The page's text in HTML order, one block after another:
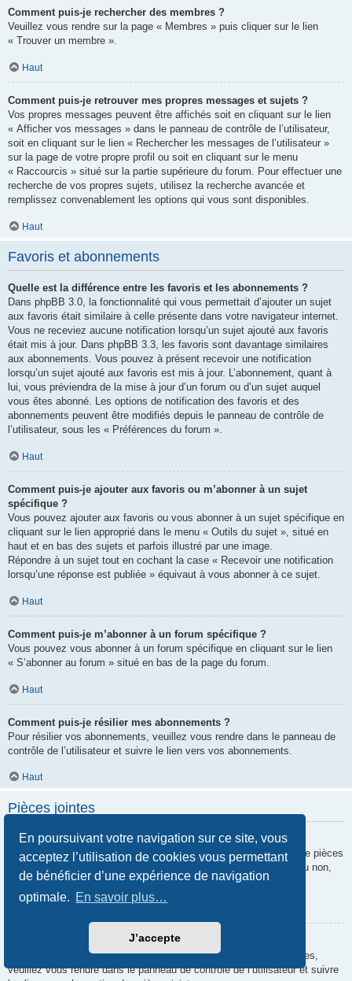
En poursuivant votre navigation sur ce site, vous
acceptez l’utilisation de cookies vous permettant
de bénéficier d’une expérience de navigation
optimale. En savoir plus…
J’accepte
Comment puis-je rechercher des membres ?
Veuillez vous rendre sur la page « Membres » puis cliquer sur le lien
« Trouver un membre ».
Haut
Comment puis-je retrouver mes propres messages et sujets ?
Vos propres messages peuvent être affichés soit en cliquant sur le lien
« Afficher vos messages » dans le panneau de contrôle de l’utilisateur,
soit en cliquant sur le lien « Rechercher les messages de l’utilisateur »
sur la page de votre propre profil ou soit en cliquant sur le menu
« Raccourcis » situé sur la partie supérieure du forum. Pour effectuer une
recherche de vos propres sujets, utilisez la recherche avancée et
remplissez convenablement les options qui vous sont disponibles.
Haut
Favoris et abonnements
Quelle est la différence entre les favoris et les abonnements ?
Dans phpBB 3.0, la fonctionnalité qui vous permettait d’ajouter un sujet
aux favoris était similaire à celle présente dans votre navigateur internet.
Vous ne receviez aucune notification lorsqu’un sujet ajouté aux favoris
était mis à jour. Dans phpBB 3.3, les favoris sont davantage similaires
aux abonnements. Vous pouvez à présent recevoir une notification
lorsqu’un sujet ajouté aux favoris est mis à jour. L’abonnement, quant à
lui, vous préviendra de la mise à jour d’un forum ou d’un sujet auquel
vous êtes abonné. Les options de notification des favoris et des
abonnements peuvent être modifiés depuis le panneau de contrôle de
l’utilisateur, sous les « Préférences du forum ».
Haut
Comment puis-je ajouter aux favoris ou m’abonner à un sujet
spécifique ?
Vous pouvez ajouter aux favoris ou vous abonner à un sujet spécifique en
cliquant sur le lien approprié dans le menu « Outils du sujet », situé en
haut et en bas des sujets et parfois illustré par une image.
Répondre à un sujet tout en cochant la case « Recevoir une notification
lorsqu’une réponse est publiée » équivaut à vous abonner à ce sujet.
Haut
Comment puis-je m’abonner à un forum spécifique ?
Vous pouvez vous abonner à un forum spécifique en cliquant sur le lien
« S’abonner au forum » situé en bas de la page du forum.
Haut
Comment puis-je résilier mes abonnements ?
Pour résilier vos abonnements, veuillez vous rendre dans le panneau de
contrôle de l’utilisateur et suivre le lien vers vos abonnements.
Haut
Pièces jointes
Quelles pièces jointes sont autorisées sur ce forum ?
Chaque administrateur peut autoriser ou interdire certains types de pièces
jointes. Si vous n’êtes pas certain de savoir ce qui est autorisé ou non,
nous vous invitons à contacter un administrateur du forum.
Comment puis-je retrouver toutes mes pièces jointes ?
Pour retrouver la liste des pièces jointes que vous avez transférées,
veuillez vous rendre dans le panneau de contrôle de l’utilisateur et suivre